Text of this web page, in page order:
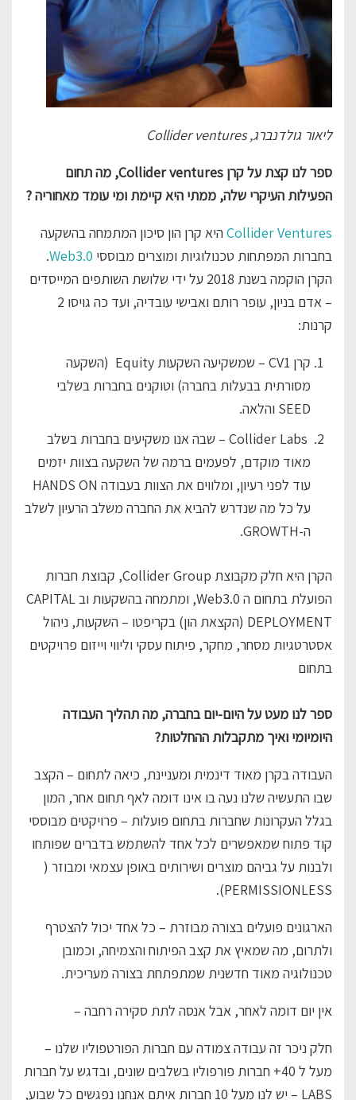
ליאור גולדנברג, Collider ventures
ספר לנו קצת על קרן Collider ventures, מה תחום
הפעילות העיקרי שלה, ממתי היא קיימת ומי עומד מאחוריה ?
Collider Ventures היא קרן הון סיכון המתמחה בהשקעה
בחברות המפתחות טכנולוגיות ומוצרים מבוססי Web3.0
.
הקרן הוקמה בשנת 2018 על ידי שלושת השותפים המייסדים
– אדם בניון, עופר רותם ואבישי עובדיה, ועד כה גויסו 2
קרנות:
קרן CV1 – שמשקיעה השקעות Equity (השקעה
מסורתית בבעלות בחברה) וטוקנים בחברות בשלבי
SEED והלאה.
Collider Labs – שבה אנו משקיעים בחברות בשלב
מאוד מוקדם, לפעמים ברמה של השקעה בצוות יזמים
עוד לפני רעיון, ומלווים את הצוות בעבודה HANDS ON
על כל מה שנדרש להביא את החברה משלב הרעיון לשלב
ה-GROWTH.
הקרן היא חלק מקבוצת Collider Group, קבוצת חברות
הפועלת בתחום ה Web3.0, ומתמחה בהשקעות וב CAPITAL
DEPLOYMENT (הקצאת הון) בקריפטו – השקעות, ניהול
אסטרטגיות מסחר, מחקר, פיתוח עסקי וליווי וייזום פרויקטים
בתחום
ספר לנו מעט על היום-יום בחברה, מה תהליך העבודה
היומיומי ואיך מתקבלות ההחלטות?
העבודה בקרן מאוד דינמית ומעניינת, כיאה לתחום – הקצב
שבו התעשיה שלנו נעה בו אינו דומה לאף תחום אחר, המון
בגלל העקרונות שחברות בתחום פועלות – פרויקטים מבוססי
קוד פתוח שמאפשרים לכל אחד להשתמש בדברים שפותחו
ולבנות על גביהם מוצרים ושירותים באופן עצמאי ומבוזר (
PERMISSIONLESS).
הארגונים פועלים בצורה מבוזרת – כל אחד יכול להצטרף
ולתרום, מה שמאיץ את קצב הפיתוח והצמיחה, וכמובן
טכנולוגיה מאוד חדשנית שמתפתחת בצורה מעריכית.
אין יום דומה לאחר, אבל אנסה לתת סקירה רחבה –
חלק ניכר זה עבודה צמודה עם חברות הפורטפוליו שלנו –
מעל ל 40+ חברות פורפוליו בשלבים שונים, ובדגש על חברות
LABS – יש לנו מעל 10 חברות איתם אנחנו נפגשים כל שבוע,